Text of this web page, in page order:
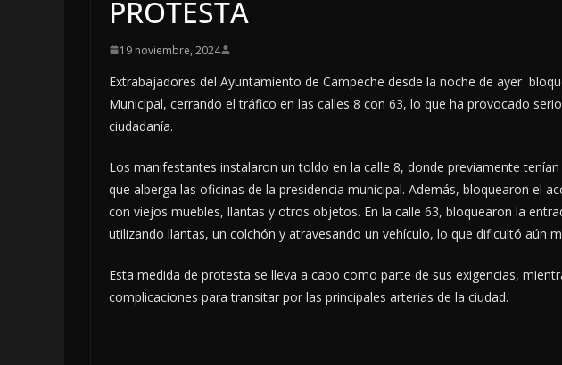
PROTESTA
19 noviembre, 2024
Extrabajadores del Ayuntamiento de Campeche desde la noche de ayer
Municipal, cerrando el tráfico en las calles 8 con 63, lo que ha provocado
ciudadanía.
Los manifestantes instalaron un toldo en la calle 8, donde previamente
que alberga las oficinas de la presidencia municipal. Además, bloquearon el
con viejos muebles, llantas y otros objetos. En la calle 63, bloquearon la
utilizando llantas, un colchón y atravesando un vehículo, lo que dificultó aún
Esta medida de protesta se lleva a cabo como parte de sus exigencias,
complicaciones para transitar por las principales arterias de la ciudad.